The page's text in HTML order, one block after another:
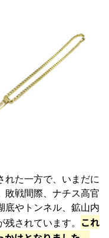
れた一方で、いまだに
敗戦間際、ナチス高官
底やトンネル、鉱山内
されています。
これ